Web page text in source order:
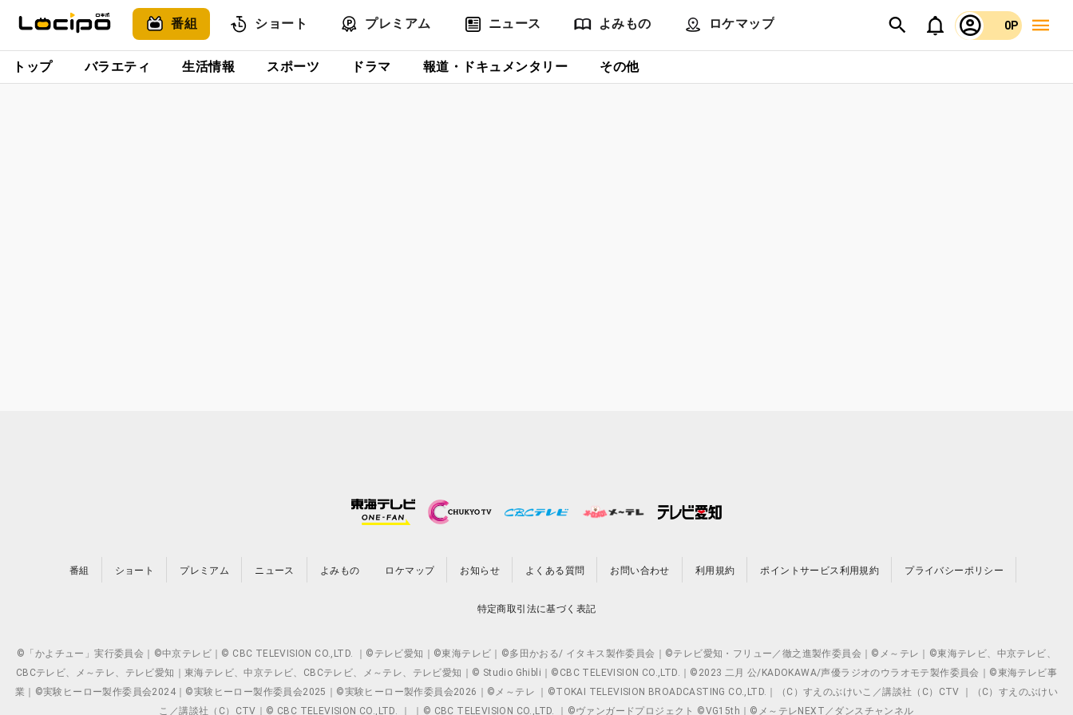
番組 ショート プレミアム ニュース よみもの ロケマップ 0P
トップ バラエティ 生活情報 スポーツ ドラマ 報道・ドキュメンタリー その他
番組 ショート プレミアム ニュース よみもの ロケマップ お知らせ よくある質問 お問い合わせ 利用規約 ポイントサービス利用規約 プライバシーポリシー
特定商取引法に基づく表記
©「かよチュー」実行委員会｜©中京テレビ｜© CBC TELEVISION CO.,LTD. ｜©テレビ愛知｜©東海テレビ｜©多田かおる/ イタキス製作委員会｜©テレビ愛知・フリュー／徹之進製作委員会｜©メ～テレ｜©東海テレビ、中京テレビ、
CBCテレビ、メ～テレ、テレビ愛知｜東海テレビ、中京テレビ、CBCテレビ、メ～テレ、テレビ愛知｜© Studio Ghibli｜©CBC TELEVISION CO.,LTD.｜©2023 二月 公/KADOKAWA/声優ラジオのウラオモテ製作委員会｜©東海テレビ事
業｜©実験ヒーロー製作委員会2024｜©実験ヒーロー製作委員会2025｜©実験ヒーロー製作委員会2026｜©メ～テレ ｜©TOKAI TELEVISION BROADCASTING CO.,LTD.｜（C）すえのぶけいこ／講談社（C）CTV ｜（C）すえのぶけい
こ／講談社（C）CTV｜© CBC TELEVISION CO.,LTD. ｜ ｜© CBC TELEVISION CO.,LTD. ｜©ヴァンガードプロジェクト ©VG15th｜©メ～テレNEXT／ダンスチャンネル